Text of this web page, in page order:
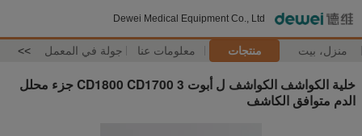
Dewei Medical Equipment Co., Ltd
منزل، بيت منتجات معلومات عنا جولة في المعمل >>
خلية الكواشف الكواشف ل أبوت CD1800 CD1700 3 جزء محلل
الدم متوافق الكاشف